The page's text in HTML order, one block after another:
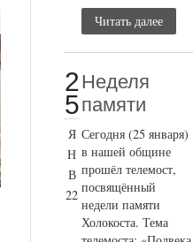
Читать далее
2
5
Я
Н
В
22
Неделя
памяти
Сегодня (25 января)
в нашей общине
прошёл телемост,
посвящённый
недели памяти
Холокоста. Тема